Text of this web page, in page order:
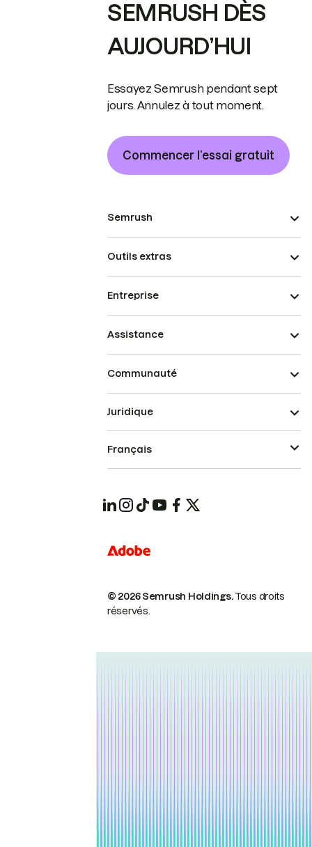
SEMRUSH DÈS
AUJOURD’HUI
Essayez Semrush pendant sept
jours. Annulez à tout moment.
Commencer l’essai gratuit
Semrush
Outils extras
Entreprise
Assistance
Communauté
© 2026 Semrush Holdings.Tous droits
réservés.
Juridique
Français